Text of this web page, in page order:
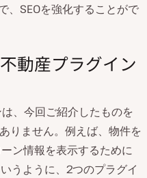
、SEOを強化することがで
動産プラグイン
、今回ご紹介したものを
りません。例えば、物件を
ン情報を表示するために
うように、2つのプラグイ